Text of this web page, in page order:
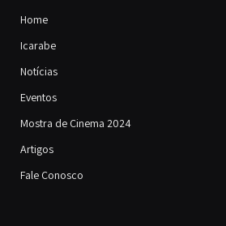
Home
Icarabe
Notícias
Eventos
Mostra de Cinema 2024
Artigos
Fale Conosco